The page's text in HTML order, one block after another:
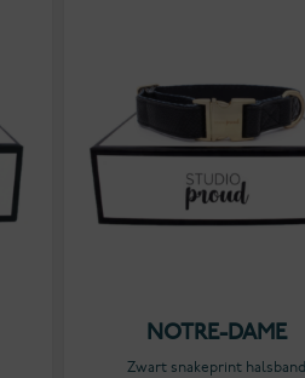
NOTRE-DAME
Zwart snakeprint halsband